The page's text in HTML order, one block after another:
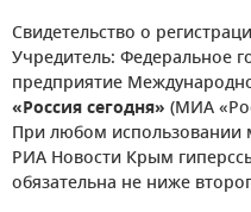
Свидетельство о
Учредитель: Федеральное
предприятие
«Россия сегодня» (МИА
При любом использовании
РИА Новости Крым
обязательна не ниже